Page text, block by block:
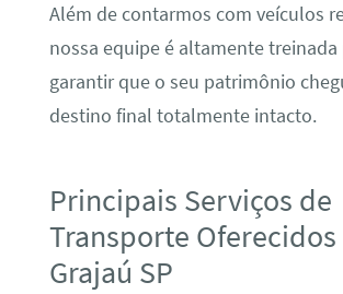
Além de contarmos com veículos
nossa equipe é altamente treinada
garantir que o seu patrimônio
destino final totalmente intacto.
Principais Serviços de
Transporte Oferecidos
Grajaú SP